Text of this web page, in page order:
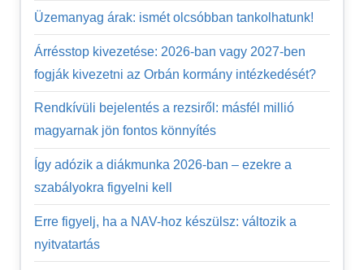
Üzemanyag árak: ismét olcsóbban tankolhatunk!
Árrésstop kivezetése: 2026-ban vagy 2027-ben
fogják kivezetni az Orbán kormány intézkedését?
Rendkívüli bejelentés a rezsiről: másfél millió
magyarnak jön fontos könnyítés
Így adózik a diákmunka 2026-ban – ezekre a
szabályokra figyelni kell
Erre figyelj, ha a NAV-hoz készülsz: változik a
nyitvatartás